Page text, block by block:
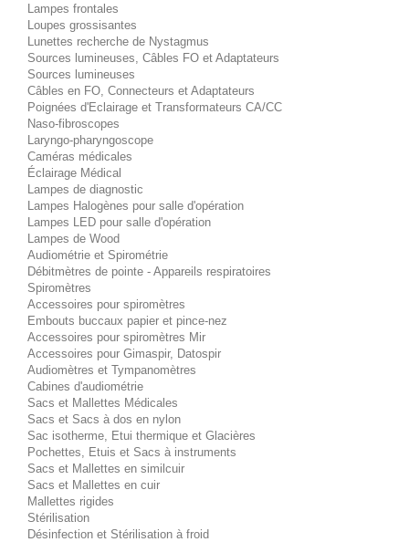
Lampes frontales
Loupes grossisantes
Lunettes recherche de Nystagmus
Sources lumineuses, Câbles FO et Adaptateurs
Sources lumineuses
Câbles en FO, Connecteurs et Adaptateurs
Poignées d'Eclairage et Transformateurs CA/CC
Naso-fibroscopes
Laryngo-pharyngoscope
Caméras médicales
Éclairage Médical
Lampes de diagnostic
Lampes Halogènes pour salle d'opération
Lampes LED pour salle d'opération
Lampes de Wood
Audiométrie et Spirométrie
Débitmètres de pointe - Appareils respiratoires
Spiromètres
Accessoires pour spiromètres
Embouts buccaux papier et pince-nez
Accessoires pour spiromètres Mir
Accessoires pour Gimaspir, Datospir
Audiomètres et Tympanomètres
Cabines d'audiométrie
Sacs et Mallettes Médicales
Sacs et Sacs à dos en nylon
Sac isotherme, Etui thermique et Glacières
Pochettes, Etuis et Sacs à instruments
Sacs et Mallettes en similcuir
Sacs et Mallettes en cuir
Mallettes rigides
Stérilisation
Désinfection et Stérilisation à froid